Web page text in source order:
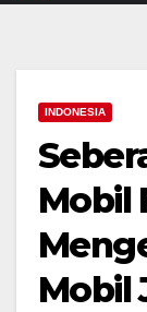
INDONESIA
Mobil
Mobil